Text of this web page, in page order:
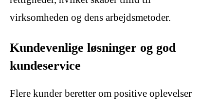
virksomheden og dens arbejdsmetoder.
Kundevenlige løsninger og god
kundeservice
Flere kunder beretter om positive oplevelser